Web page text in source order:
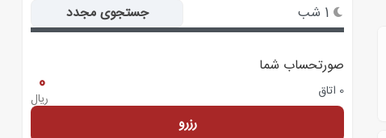
1 شب جستجوی مجدد
صورتحساب شما
0 اتاق 0
ریال
رزرو